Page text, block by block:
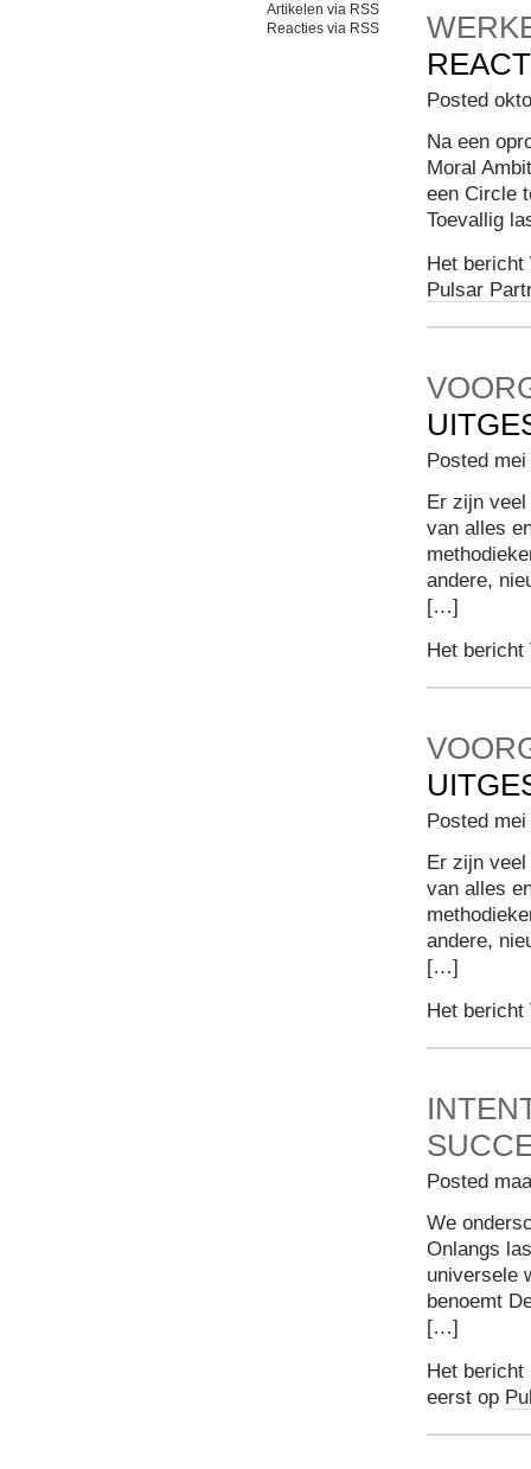
Artikelen via RSS
Reacties via RSS
Posted
Na een
Moral
een Circle
Toevallig
Het bericht
Pulsar
Posted
Er zijn
van alles
andere,
[…]
Het bericht
Posted
Er zijn
van alles
andere,
[…]
Het bericht
Posted
We
Onlangs
universele
benoemt
[…]
Het bericht
eerst op